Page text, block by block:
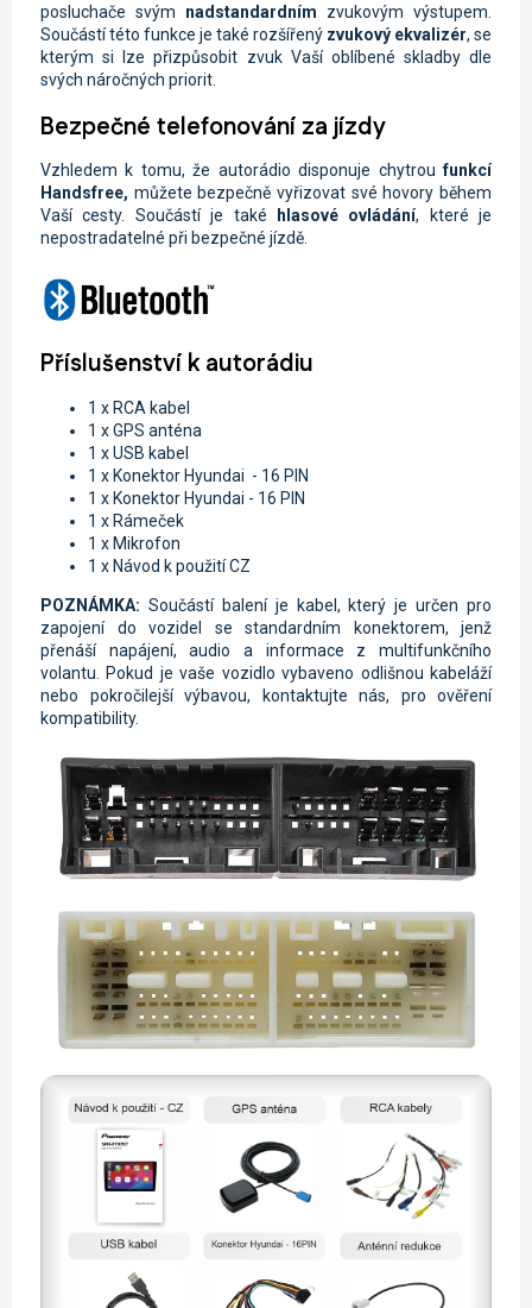
posluchače svým nadstandardním zvukovým výstupem.
Součástí této funkce je také rozšířený zvukový ekvalizér, se
kterým si lze přizpůsobit zvuk Vaší oblíbené skladby dle
svých náročných priorit.
Bezpečné telefonování za jízdy
Vzhledem k tomu, že autorádio disponuje chytroufunkcí
Handsfree, můžete bezpečně vyřizovat své hovory během
Vaší cesty. Součástí je také
hlasové ovládání, které je
nepostradatelné při bezpečné jízdě.
Příslušenství k autorádiu
1 x RCA kabel
1 x GPS anténa
1 x USB kabel
1 x Konektor Hyundai - 16 PIN
1 x Konektor Hyundai - 16 PIN
1 x Rámeček
1 x Mikrofon
1 x Návod k použití CZ
POZNÁMKA: Součástí balení je kabel, který je určen pro
zapojení do vozidel se standardním konektorem, jenž
přenáší napájení, audio a informace z multifunkčního
volantu. Pokud je vaše vozidlo vybaveno odlišnou kabeláží
nebo pokročilejší výbavou, kontaktujte nás, pro ověření
kompatibility.